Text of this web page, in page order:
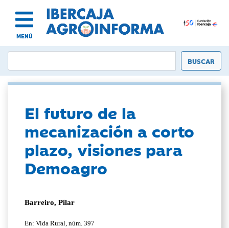
MENÚ
El futuro de la
mecanización a corto
plazo, visiones para
Demoagro
Barreiro, Pilar
En: Vida Rural, núm. 397